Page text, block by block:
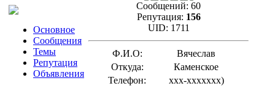
Основное
Сообщения
Темы
Репутация
Объявления
Сообщений: 60
Репутация: 156
UID: 1711
Ф.И.О:
Вячеслав
Откуда:
Каменское
Телефон:
xxx-xxxxxxx)